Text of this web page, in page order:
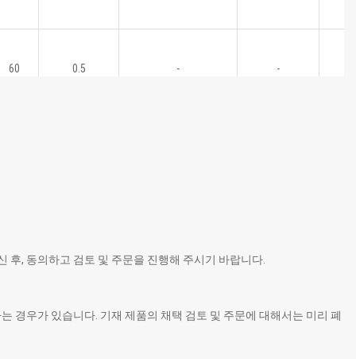
60 0.5 - -
후, 동의하고 검토 및 주문을 진행해 주시기 바랍니다.
경우가 있습니다. 기재 제품의 채택 검토 및 주문에 대해서는 미리 폐